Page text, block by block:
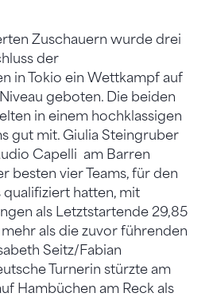
Zuschauern wurde drei
der
in Tokio ein Wettkampf auf
geboten. Die beiden
in einem hochklassigen
gut mit. Giulia Steingruber
Capelli am Barren
besten vier Teams, für den
hatten, mit
als Letztstartende 29,85
als die zuvor führenden
Seitz/Fabian
Turnerin stürzte am
Hambüchen am Reck als